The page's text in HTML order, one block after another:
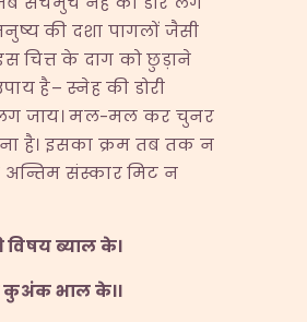
की दशा पागलों जैसी
चित्त के दाग को छुड़ाने
है– स्नेह की डोरी
जाय। मल-मल कर चुनर
है। इसका क्रम तब तक न
संस्कार मिट न
विषय ब्याल के।
भाल के।।